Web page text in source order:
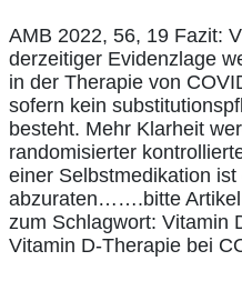
AMB 2022, 56, 19 Fazit:
derzeitiger Evidenzlage
in der Therapie von
sofern kein
besteht. Mehr Klarheit
randomisierter
einer Selbstmedikation ist
abzuraten…….bitte
zum Schlagwort: Vitamin
Vitamin D-Therapie bei